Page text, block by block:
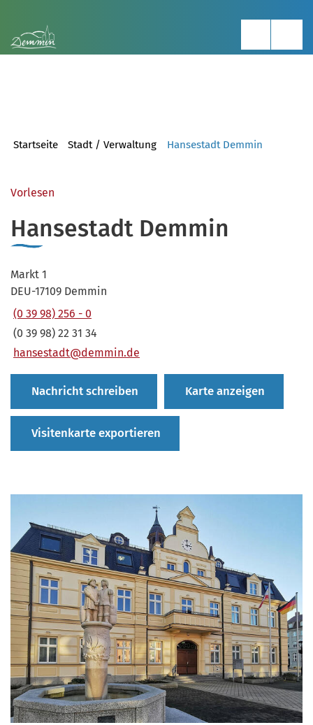
Startseite Stadt / Verwaltung Hansestadt Demmin
Vorlesen
Hansestadt Demmin
Markt 1
DEU-17109 Demmin
(0 39 98) 256 - 0
(0 39 98) 22 31 34
hansestadt@demmin.de
Nachricht schreiben Karte anzeigen
Visitenkarte exportieren